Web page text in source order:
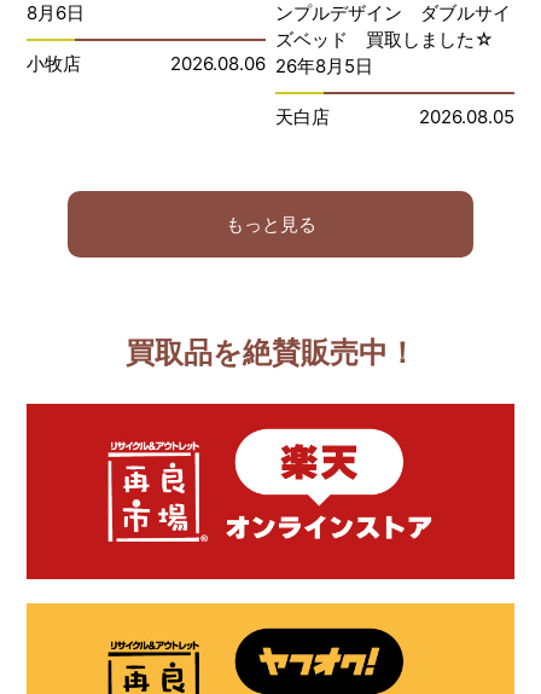
8月6日
小牧店 2026.08.06
ンプルデザイン ダブルサイ
ズベッド 買取しました☆
26年8月5日
天白店 2026.08.05
もっと見る
買取品を絶賛販売中！